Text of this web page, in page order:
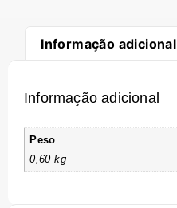
Informação adicional
Informação adicional
Peso
0,60 kg